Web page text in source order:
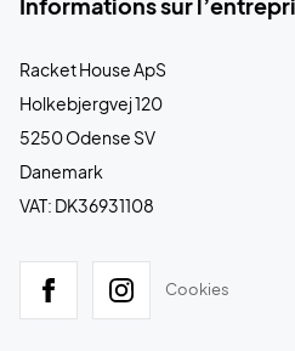
Racket House ApS
Holkebjergvej 120
5250 Odense SV
Danemark
VAT: DK36931108
Cookies